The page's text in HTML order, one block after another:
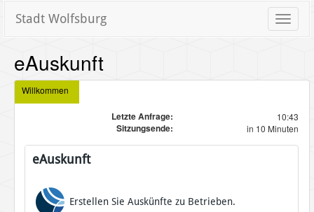
Toggle
Stadt Wolfsburg
eAuskunft
Willkommen
Letzte Anfrage: 10:43
Sitzungsende: in 10 Minuten
eAuskunft
Erstellen Sie Auskünfte zu Betrieben.